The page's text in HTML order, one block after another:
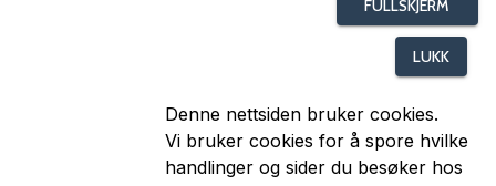
FULLSKJERM
LUKK